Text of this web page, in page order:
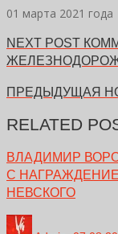
01 марта 2021 года
NEXT POST
ПРЕДЫДУЩАЯ
RELATED
ВЛАДИМИР
С
НЕВСКОГО